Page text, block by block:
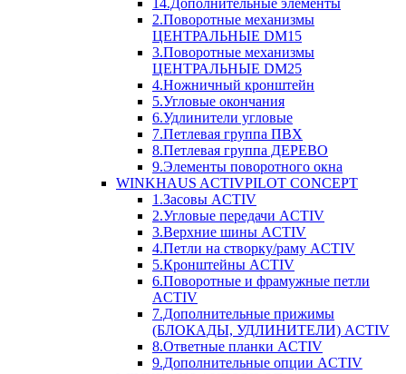
2.Поворотные механизмы
ЦЕНТРАЛЬНЫЕ DM15
3.Поворотные механизмы
ЦЕНТРАЛЬНЫЕ DM25
4.Ножничный кронштейн
5.Угловые окончания
6.Удлинители угловые
7.Петлевая группа ПВХ
8.Петлевая группа ДЕРЕВО
9.Элементы поворотного окна
WINKHAUS ACTIVPILOT CONCEPT
1.Засовы ACTIV
2.Угловые передачи ACTIV
3.Верхние шины ACTIV
4.Петли на створку/раму ACTIV
5.Кронштейны ACTIV
6.Поворотные и фрамужные петли
ACTIV
7.Дополнительные прижимы
(БЛОКАДЫ, УДЛИНИТЕЛИ) ACTIV
8.Ответные планки ACTIV
9.Дополнительные опции ACTIV